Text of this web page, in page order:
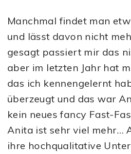
Manchmal findet man
und lässt davon nicht
gesagt passiert mir das
aber im letzten Jahr hat
das ich kennengelernt
überzeugt und das war
kein neues fancy Fast-
Anita ist sehr viel mehr…
ihre hochqualitative